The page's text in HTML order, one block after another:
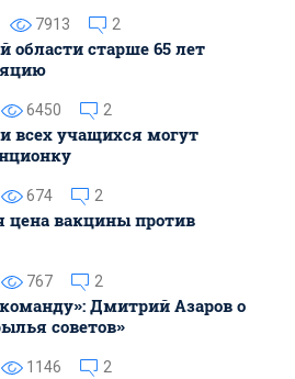
7913 2
старше 65 лет
6450 2
всех учащихся могут
674 2
цена вакцины против
767 2
Дмитрий Азаров о
советов»
1146 2